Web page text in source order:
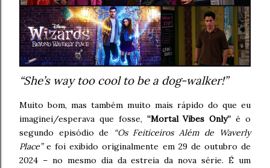
“She’s way too cool to be a dog-walker!”
Muito bom, mas também muito mais rápido do que eu
imaginei/esperava que fosse, “Mortal Vibes Only” é o
segundo episódio de
“Os Feiticeiros Além de Waverly
Place”e foi exibido originalmente em 29 de outubro de
2024 – no mesmo dia da estreia da nova série. É um